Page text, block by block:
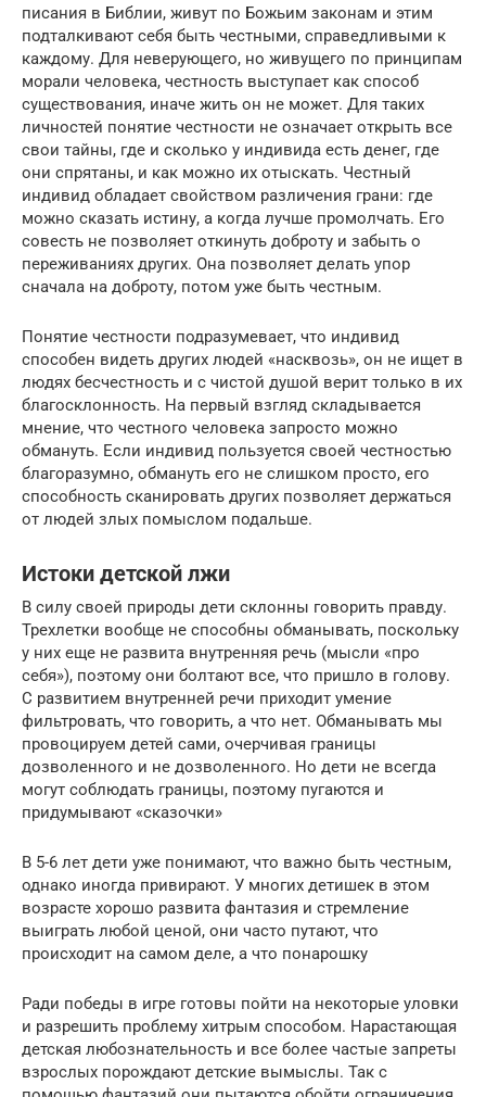
писания в Библии, живут по Божьим законам и этим
подталкивают себя быть честными, справедливыми к
каждому. Для неверующего, но живущего по принципам
морали человека, честность выступает как способ
существования, иначе жить он не может. Для таких
личностей понятие честности не означает открыть все
свои тайны, где и сколько у индивида есть денег, где
они спрятаны, и как можно их отыскать. Честный
индивид обладает свойством различения грани: где
можно сказать истину, а когда лучше промолчать. Его
совесть не позволяет откинуть доброту и забыть о
переживаниях других. Она позволяет делать упор
сначала на доброту, потом уже быть честным.
Понятие честности подразумевает, что индивид
способен видеть других людей «насквозь», он не ищет в
людях бесчестность и с чистой душой верит только в их
благосклонность. На первый взгляд складывается
мнение, что честного человека запросто можно
обмануть. Если индивид пользуется своей честностью
благоразумно, обмануть его не слишком просто, его
способность сканировать других позволяет держаться
от людей злых помыслом подальше.
Истоки детской лжи
В силу своей природы дети склонны говорить правду.
Трехлетки вообще не способны обманывать, поскольку
у них еще не развита внутренняя речь (мысли «про
себя»), поэтому они болтают все, что пришло в голову.
С развитием внутренней речи приходит умение
фильтровать, что говорить, а что нет. Обманывать мы
провоцируем детей сами, очерчивая границы
дозволенного и не дозволенного. Но дети не всегда
могут соблюдать границы, поэтому пугаются и
придумывают «сказочки»
В 5-6 лет дети уже понимают, что важно быть честным,
однако иногда привирают. У многих детишек в этом
возрасте хорошо развита фантазия и стремление
выиграть любой ценой, они часто путают, что
происходит на самом деле, а что понарошку
Ради победы в игре готовы пойти на некоторые уловки
и разрешить проблему хитрым способом. Нарастающая
детская любознательность и все более частые запреты
взрослых порождают детские вымыслы. Так с